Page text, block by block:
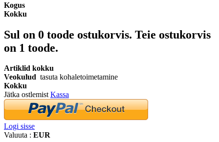
Kogus
Kokku
Sul on 0 toode ostukorvis. Teie ostukorvis
on 1 toode.
Artiklid kokku
Veokulud tasuta kohaletoimetamine
Kokku
Jätka ostlemistKassa
Logi sisse
Valuuta : EUR